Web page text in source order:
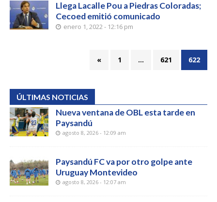
Llega Lacalle Pou a Piedras Coloradas;
Cecoed emitió comunicado
enero 1, 2022 - 12:16 pm
« 1 … 621 622
ÚLTIMAS NOTICIAS
Nueva ventana de OBL esta tarde en
Paysandú
agosto 8, 2026 - 12:09 am
Paysandú FC va por otro golpe ante
Uruguay Montevideo
agosto 8, 2026 - 12:07 am